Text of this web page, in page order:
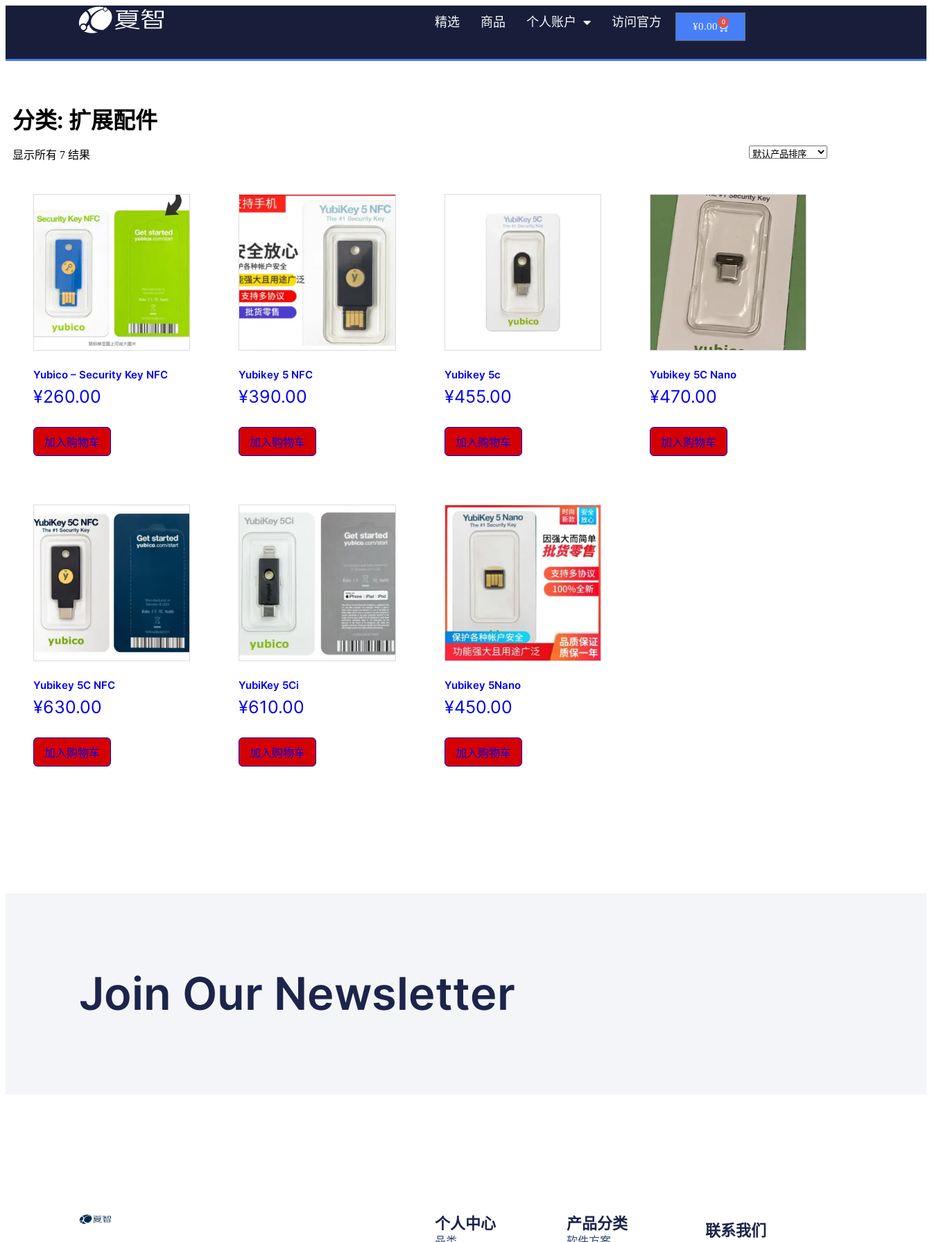
精选 商品 个人账户 访问官方 ¥0.00 0
分类: 扩展配件
显示所有 7 结果
Yubico – Security Key NFC
¥260.00
加入购物车
Yubikey 5 NFC
¥390.00
加入购物车
Yubikey 5c
¥455.00
加入购物车
Yubikey 5C Nano
¥470.00
加入购物车
Yubikey 5C NFC
¥630.00
加入购物车
YubiKey 5Ci
¥610.00
加入购物车
Yubikey 5Nano
¥450.00
加入购物车
Join Our Newsletter
个人中心 产品分类 联系我们